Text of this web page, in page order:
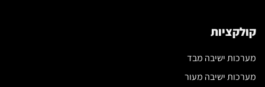
קולקציות
מערכות ישיבה מבד
מערכות ישיבה מעור